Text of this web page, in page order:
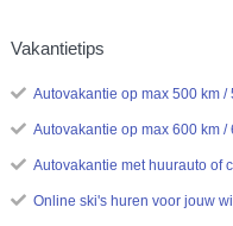
Vakantietips
Autovakantie op max 500 km
Autovakantie op max 600 km
Autovakantie met huurauto of
Online ski's huren voor jouw